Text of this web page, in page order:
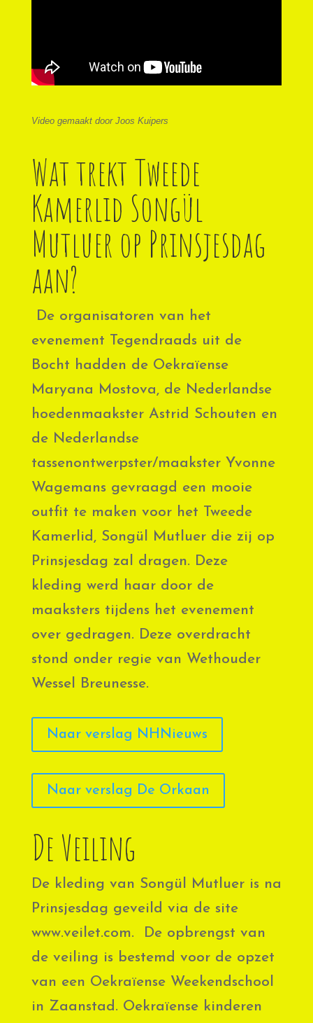
Video gemaakt door Joos Kuipers
Wat trekt Tweede
Kamerlid Songül
Mutluer op Prinsjesdag
aan?
De organisatoren van het
evenement Tegendraads uit de
Bocht hadden de Oekraïense
Maryana Mostova, de Nederlandse
hoedenmaakster Astrid Schouten en
de Nederlandse
tassenontwerpster/maakster Yvonne
Wagemans gevraagd een mooie
outfit te maken voor het Tweede
Kamerlid, Songül Mutluer die zij op
Prinsjesdag zal dragen. Deze
kleding werd haar door de
maaksters tijdens het evenement
over gedragen. Deze overdracht
stond onder regie van Wethouder
Wessel Breunesse.
Naar verslag NHNieuws
Naar verslag De Orkaan
De Veiling
De kleding van Songül Mutluer is na
Prinsjesdag geveild via de site
www.veilet.com. De opbrengst van
de veiling is bestemd voor de opzet
van een Oekraïense Weekendschool
in Zaanstad. Oekraïense kinderen